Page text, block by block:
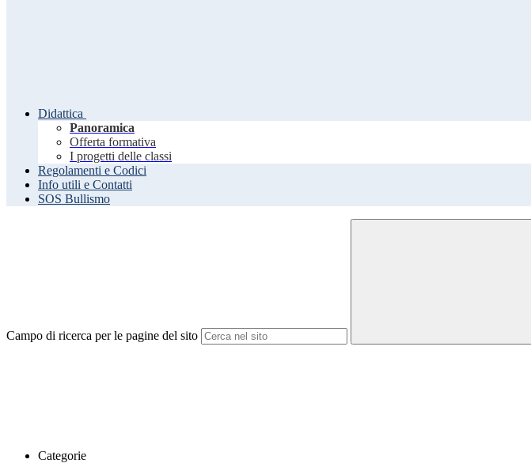
Didattica
Panoramica
Offerta formativa
I progetti delle classi
Regolamenti e Codici
Info utili e Contatti
SOS Bullismo
Campo di ricerca per le pagine del sito
Categorie